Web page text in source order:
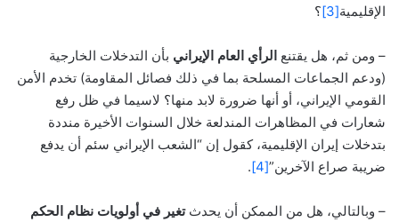
الإقليمية[3] ؟
– ومن ثم، هل يقتنع الرأي العام الإيراني بأن التدخلات الخارجية
(ودعم الجماعات المسلحة بما في ذلك فصائل المقاومة) تخدم الأمن
القومي الإيراني، أو أنها ضرورة لابد منها؟ لاسيما في ظل رفع
شعارات في المظاهرات المندلعة خلال السنوات الأخيرة منددة
بتدخلات إيران الإقليمية، كقول إن “الشعب الإيراني سئم أن يدفع
ضريبة صراع الآخرين”[4]
.
– وبالتالي، هل من الممكن أن يحدثتغير في أولويات نظام الحكم